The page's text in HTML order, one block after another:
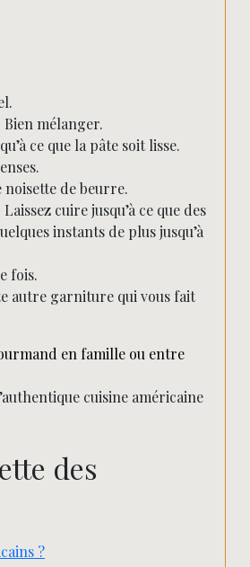
mélanger.
ce que la pâte soit lisse.
noisette de beurre.
cuire jusqu’à ce que des
instants de plus jusqu’à
fois.
autre garniture qui vous fait
en famille ou entre
cuisine américaine
des
?